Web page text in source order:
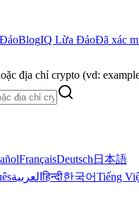
BlogIQ Lừa ĐảoĐã xác
địa chỉ crypto (vd:
FrançaisDeutsch 日本語
العربيةहिन्दी한국어Tiếng